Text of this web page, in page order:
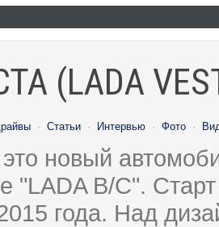
(LADA
· Статьи · Интервью · Фото ·
новый
"LADA B/C".
года. Над